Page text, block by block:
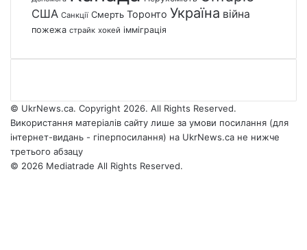
США Санкції Смерть Торонто Україна війна
пожежа страйк хокей імміграція
© UkrNews.ca. Copyright 2026. All Rights Reserved.
Використання матеріалів сайту лише за умови посилання (для
інтернет-видань - гіперпосилання) на UkrNews.ca не нижче
третього абзацу
© 2026 Mediatrade All Rights Reserved.